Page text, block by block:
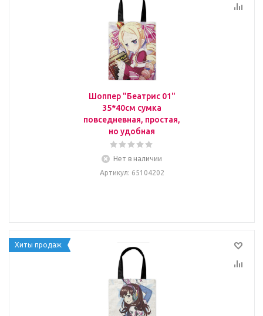
Шоппер "Беатрис 01"
35*40см сумка
повседневная, простая,
но удобная
Нет в наличии
Артикул: 65104202
Хиты продаж